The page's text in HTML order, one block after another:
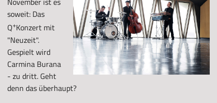
soweit: Das
Q+Konzert mit
"Neuzeit".
Gespielt wird
Carmina Burana
- zu dritt. Geht
denn das überhaupt?